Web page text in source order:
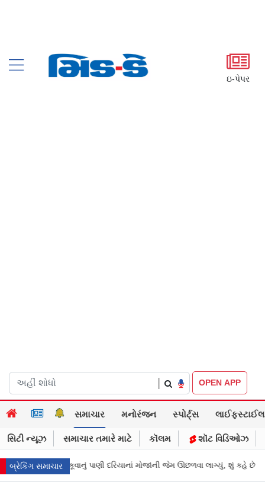
ઇ-પેપર
OPEN APP
સમાચાર મનોરંજન સ્પોર્ટ્સ લાઈફસ્ટાઈલ
સિટી ન્યૂઝ સમાચાર તમારે માટે કૉલમ શૉટ વિડિઓઝ
બ્રેકિંગ સમાચાર
જેમ ઊછળવા લાગ્યું, શું કહે છે નિષ્ણાતો? મુંબઈની લોકલમાં આ શું થઈ રહ્યું